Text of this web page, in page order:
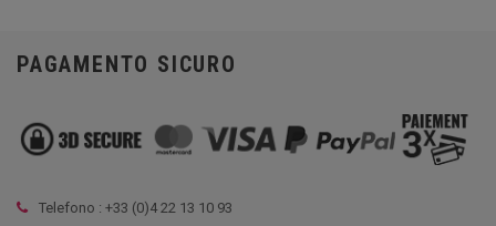
PAGAMENTO SICURO
Telefono : +33 (0)4 22 13 10 93